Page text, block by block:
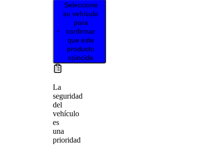
Seleccione
su vehículo
para
confirmar
que este
producto
coincide
La
seguridad
del
vehículo
es
una
prioridad